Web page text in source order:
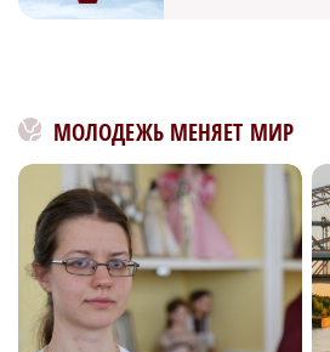
МОЛОДЕЖЬ МЕНЯЕТ МИР